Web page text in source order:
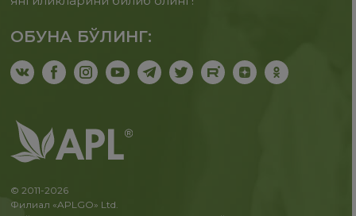
ОБУНА БЎЛИНГ:
© 2011-2026
Филиал «APLGO» Ltd.